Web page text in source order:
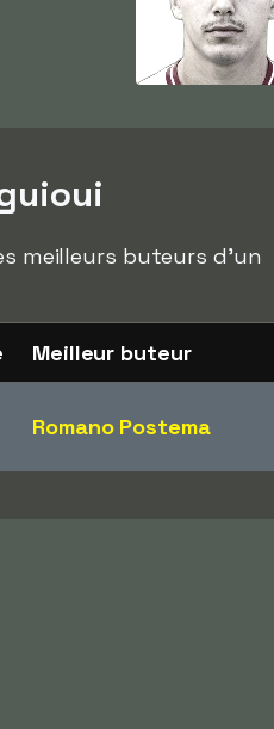
meilleurs buteurs d'un
Meilleur buteur
Romano Postema